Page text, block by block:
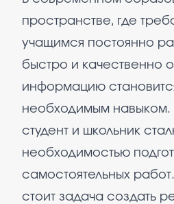
пространстве, где
учащимся постоянно
быстро и качественно
информацию
необходимым навыком.
студент и школьник
необходимостью
самостоятельных
стоит задача создать